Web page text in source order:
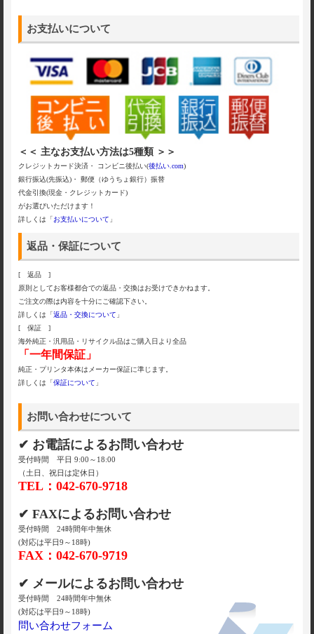
お支払いについて
＜＜ 主なお支払い方法は5種類 ＞＞
クレジットカード決済・ コンビニ後払い(後払い.com)
銀行振込(先振込)・ 郵便（ゆうちょ銀行）振替
代金引換(現金・クレジットカード)
がお選びいただけます！
詳しくは「お支払いについて 」
返品・保証について
[ 返品 ]
原則としてお客様都合での返品・交換はお受けできかねます。
ご注文の際は内容を十分にご確認下さい。
詳しくは「返品・交換について 」
[ 保証 ]
海外純正・汎用品・リサイクル品はご購入日より全品
「一年間保証」
純正・プリンタ本体はメーカー保証に準じます。
詳しくは「保証について 」
お問い合わせについて
✔ お電話によるお問い合わせ
受付時間 平日 9:00～18:00
（土日、祝日は定休日）
TEL：042-670-9718
✔ FAXによるお問い合わせ
受付時間 24時間年中無休
(対応は平日9～18時)
FAX：042-670-9719
✔ メールによるお問い合わせ
受付時間 24時間年中無休
(対応は平日9～18時)
問い合わせフォーム